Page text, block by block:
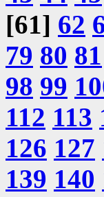
[61] 62
79 80 81
98 99
112 113
126 127
139 140